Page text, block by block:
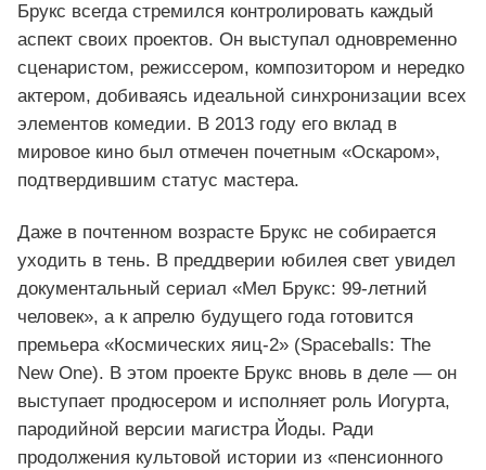
Брукс всегда стремился контролировать каждый
аспект своих проектов. Он выступал одновременно
сценаристом, режиссером, композитором и нередко
актером, добиваясь идеальной синхронизации всех
элементов комедии. В 2013 году его вклад в
мировое кино был отмечен почетным «Оскаром»,
подтвердившим статус мастера.
Даже в почтенном возрасте Брукс не собирается
уходить в тень. В преддверии юбилея свет увидел
документальный сериал «Мел Брукс: 99‑летний
человек», а к апрелю будущего года готовится
премьера «Космических яиц‑2» (Spaceballs: The
New One). В этом проекте Брукс вновь в деле — он
выступает продюсером и исполняет роль Иогурта,
пародийной версии магистра Йоды. Ради
продолжения культовой истории из «пенсионного